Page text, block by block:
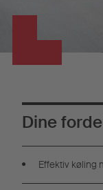
Dine
Effektiv køling